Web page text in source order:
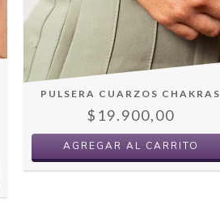
PULSERA CUARZOS CHAKRAS
$19.900,00